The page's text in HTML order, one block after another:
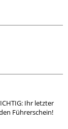
Ihr letzter
Führerschein!